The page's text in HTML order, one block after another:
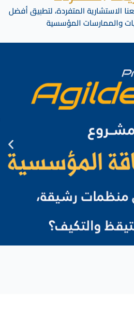
الاستشارية المتفردة، لتطبيق أفضل
والممارسات المؤسسية